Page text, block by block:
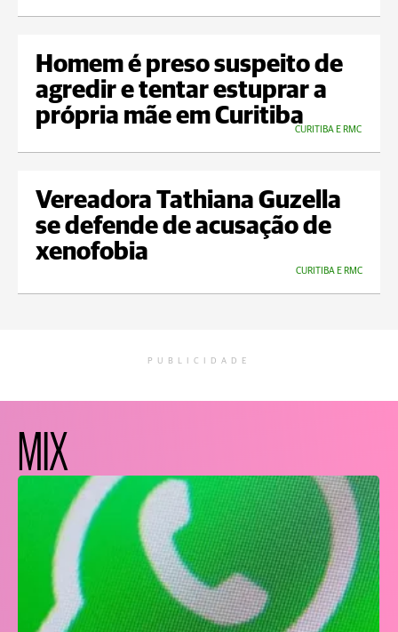
Homem é preso suspeito de
agredir e tentar estuprar a
própria mãe em Curitiba
CURITIBA E RMC
Vereadora Tathiana Guzella
se defende de acusação de
xenofobia
CURITIBA E RMC
PUBLICIDADE
MIX